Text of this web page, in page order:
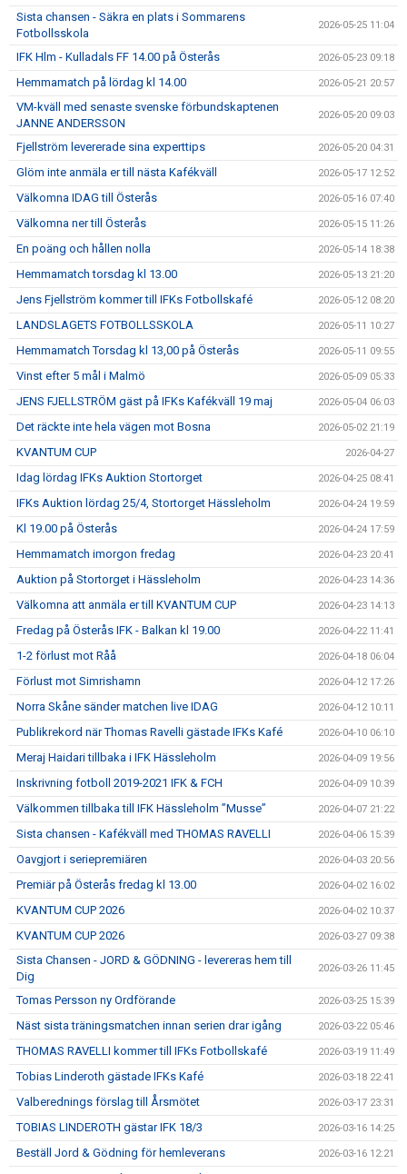
Sista chansen - Säkra en plats i Sommarens
Fotbollsskola
2026-05-25 11:04
IFK Hlm - Kulladals FF 14.00 på Österås 2026-05-23 09:18
Hemmamatch på lördag kl 14.00 2026-05-21 20:57
VM-kväll med senaste svenske förbundskaptenen
JANNE ANDERSSON
2026-05-20 09:03
Fjellström levererade sina experttips 2026-05-20 04:31
Glöm inte anmäla er till nästa Kafékväll 2026-05-17 12:52
Välkomna IDAG till Österås 2026-05-16 07:40
Välkomna ner till Österås 2026-05-15 11:26
En poäng och hållen nolla 2026-05-14 18:38
Hemmamatch torsdag kl 13.00 2026-05-13 21:20
Jens Fjellström kommer till IFKs Fotbollskafé 2026-05-12 08:20
LANDSLAGETS FOTBOLLSSKOLA 2026-05-11 10:27
Hemmamatch Torsdag kl 13,00 på Österås 2026-05-11 09:55
Vinst efter 5 mål i Malmö 2026-05-09 05:33
JENS FJELLSTRÖM gäst på IFKs Kafékväll 19 maj 2026-05-04 06:03
Det räckte inte hela vägen mot Bosna 2026-05-02 21:19
KVANTUM CUP 2026-04-27
Idag lördag IFKs Auktion Stortorget 2026-04-25 08:41
IFKs Auktion lördag 25/4, Stortorget Hässleholm 2026-04-24 19:59
Kl 19.00 på Österås 2026-04-24 17:59
Hemmamatch imorgon fredag 2026-04-23 20:41
Auktion på Stortorget i Hässleholm 2026-04-23 14:36
Välkomna att anmäla er till KVANTUM CUP 2026-04-23 14:13
Fredag på Österås IFK - Balkan kl 19.00 2026-04-22 11:41
1-2 förlust mot Råå 2026-04-18 06:04
Förlust mot Simrishamn 2026-04-12 17:26
Norra Skåne sänder matchen live IDAG 2026-04-12 10:11
Publikrekord när Thomas Ravelli gästade IFKs Kafé 2026-04-10 06:10
Meraj Haidari tillbaka i IFK Hässleholm 2026-04-09 19:56
Inskrivning fotboll 2019-2021 IFK & FCH 2026-04-09 10:39
Välkommen tillbaka till IFK Hässleholm ”Musse” 2026-04-07 21:22
Sista chansen - Kafékväll med THOMAS RAVELLI 2026-04-06 15:39
Oavgjort i seriepremiären 2026-04-03 20:56
Premiär på Österås fredag kl 13.00 2026-04-02 16:02
KVANTUM CUP 2026 2026-04-02 10:37
KVANTUM CUP 2026 2026-03-27 09:38
Sista Chansen - JORD & GÖDNING - levereras hem till
Dig
2026-03-26 11:45
Tomas Persson ny Ordförande 2026-03-25 15:39
Näst sista träningsmatchen innan serien drar igång 2026-03-22 05:46
THOMAS RAVELLI kommer till IFKs Fotbollskafé 2026-03-19 11:49
Tobias Linderoth gästade IFKs Kafé 2026-03-18 22:41
Valberednings förslag till Årsmötet 2026-03-17 23:31
TOBIAS LINDEROTH gästar IFK 18/3 2026-03-16 14:25
Beställ Jord & Gödning för hemleverans 2026-03-16 12:21